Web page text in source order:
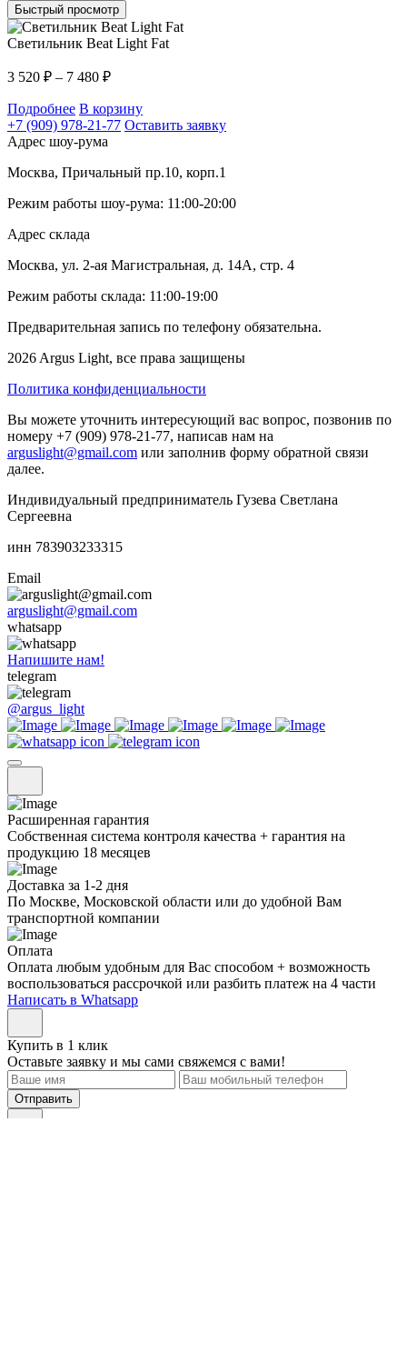
Быстрый просмотр
Светильник Beat Light Fat
3 520 ₽ – 7 480 ₽
Подробнее В корзину
+7 (909) 978-21-77 Оставить заявку
Адрес шоу-рума
Москва, Причальный пр.10, корп.1
Режим работы шоу-рума: 11:00-20:00
Адрес склада
Москва, ул. 2-ая Магистральная, д. 14А, стр. 4
Режим работы склада: 11:00-19:00
Предварительная запись по телефону обязательна.
2026 Argus Light, все права защищены
Политика конфиденциальности
Вы можете уточнить интересующий вас вопрос, позвонив по
номеру +7 (909) 978-21-77, написав нам на
arguslight@gmail.com или заполнив форму обратной связи
далее.
Индивидуальный предприниматель Гузева Светлана
Сергеевна
инн 783903233315
Email
arguslight@gmail.com
whatsapp
Напишите нам!
telegram
@argus_light
Расширенная гарантия
Собственная система контроля качества + гарантия на
продукцию 18 месяцев
Доставка за 1-2 дня
По Москве, Московской области или до удобной Вам
транспортной компании
Оплата
Оплата любым удобным для Вас способом + возможность
воспользоваться рассрочкой или разбить платеж на 4 части
Написать в Whatsapp
Купить в 1 клик
Оставьте заявку и мы сами свяжемся с вами!
Отправить